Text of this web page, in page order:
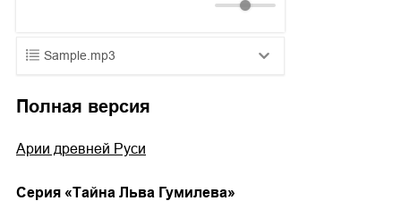
Sample.mp3
03.mp3
Полная версия
Арии древней Руси
Cерия «Тайна Льва Гумилева»